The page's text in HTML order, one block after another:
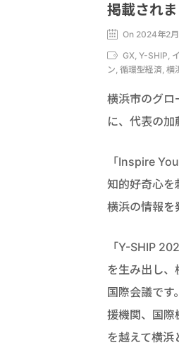
掲載され
On 2024年2
GX, Y-SHIP,
ン, 循環型経済, 横
横浜市のグロ
に、代表の
「Inspire
知的好奇心を
横浜の情報を
「Y-SHIP
を生み出し
国際会議です
援機関、国際
を越えて横浜